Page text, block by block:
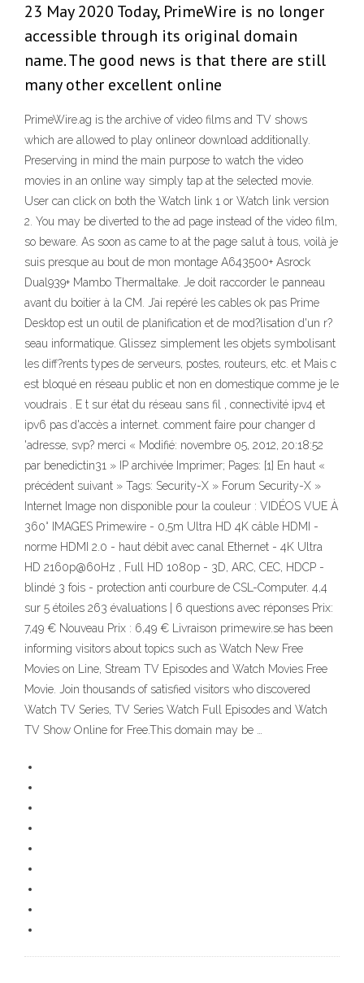
23 May 2020 Today, PrimeWire is no longer
accessible through its original domain
name. The good news is that there are still
many other excellent online
PrimeWire.ag is the archive of video films and TV shows
which are allowed to play onlineor download additionally.
Preserving in mind the main purpose to watch the video
movies in an online way simply tap at the selected movie.
User can click on both the Watch link 1 or Watch link version
2. You may be diverted to the ad page instead of the video film,
so beware. As soon as came to at the page salut à tous, voilà je
suis presque au bout de mon montage A643500+ Asrock
Dual939+ Mambo Thermaltake. Je doit raccorder le panneau
avant du boitier à la CM. J’ai repéré les cables ok pas Prime
Desktop est un outil de planification et de mod?lisation d'un r?
seau informatique. Glissez simplement les objets symbolisant
les diff?rents types de serveurs, postes, routeurs, etc. et Mais c
est bloqué en réseau public et non en domestique comme je le
voudrais . E t sur état du réseau sans fil , connectivité ipv4 et
ipv6 pas d'accès a internet. comment faire pour changer d
'adresse, svp? merci « Modifié: novembre 05, 2012, 20:18:52
par benedictin31 » IP archivée Imprimer; Pages: [1] En haut «
précédent suivant » Tags: Security-X » Forum Security-X »
Internet Image non disponible pour la couleur : VIDÉOS VUE À
360° IMAGES Primewire - 0,5m Ultra HD 4K câble HDMI -
norme HDMI 2.0 - haut débit avec canal Ethernet - 4K Ultra
HD 2160p@60Hz , Full HD 1080p - 3D, ARC, CEC, HDCP -
blindé 3 fois - protection anti courbure de CSL-Computer. 4,4
sur 5 étoiles 263 évaluations | 6 questions avec réponses Prix:
7,49 € Nouveau Prix : 6,49 € Livraison primewire.se has been
informing visitors about topics such as Watch New Free
Movies on Line, Stream TV Episodes and Watch Movies Free
Movie. Join thousands of satisfied visitors who discovered
Watch TV Series, TV Series Watch Full Episodes and Watch
TV Show Online for Free.This domain may be …